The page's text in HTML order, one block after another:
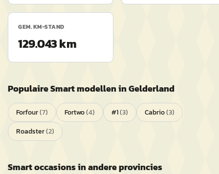
GEM. KM-STAND
129.043 km
PopulaireSmartmodellen inGelderland
Forfour(7) Fortwo(4) #1(3) Cabrio(3)
Roadster(2)
Smartoccasions in andere provincies